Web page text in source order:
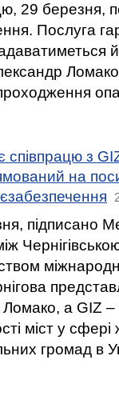
29 березня,
Послуга
співпрацю з
на
підписано
а GIZ –
міст у
громад в